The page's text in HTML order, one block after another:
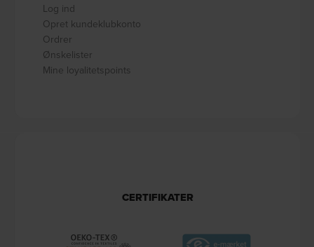
Log ind
Opret kundeklubkonto
Ordrer
Ønskelister
Mine loyalitetspoints
CERTIFIKATER